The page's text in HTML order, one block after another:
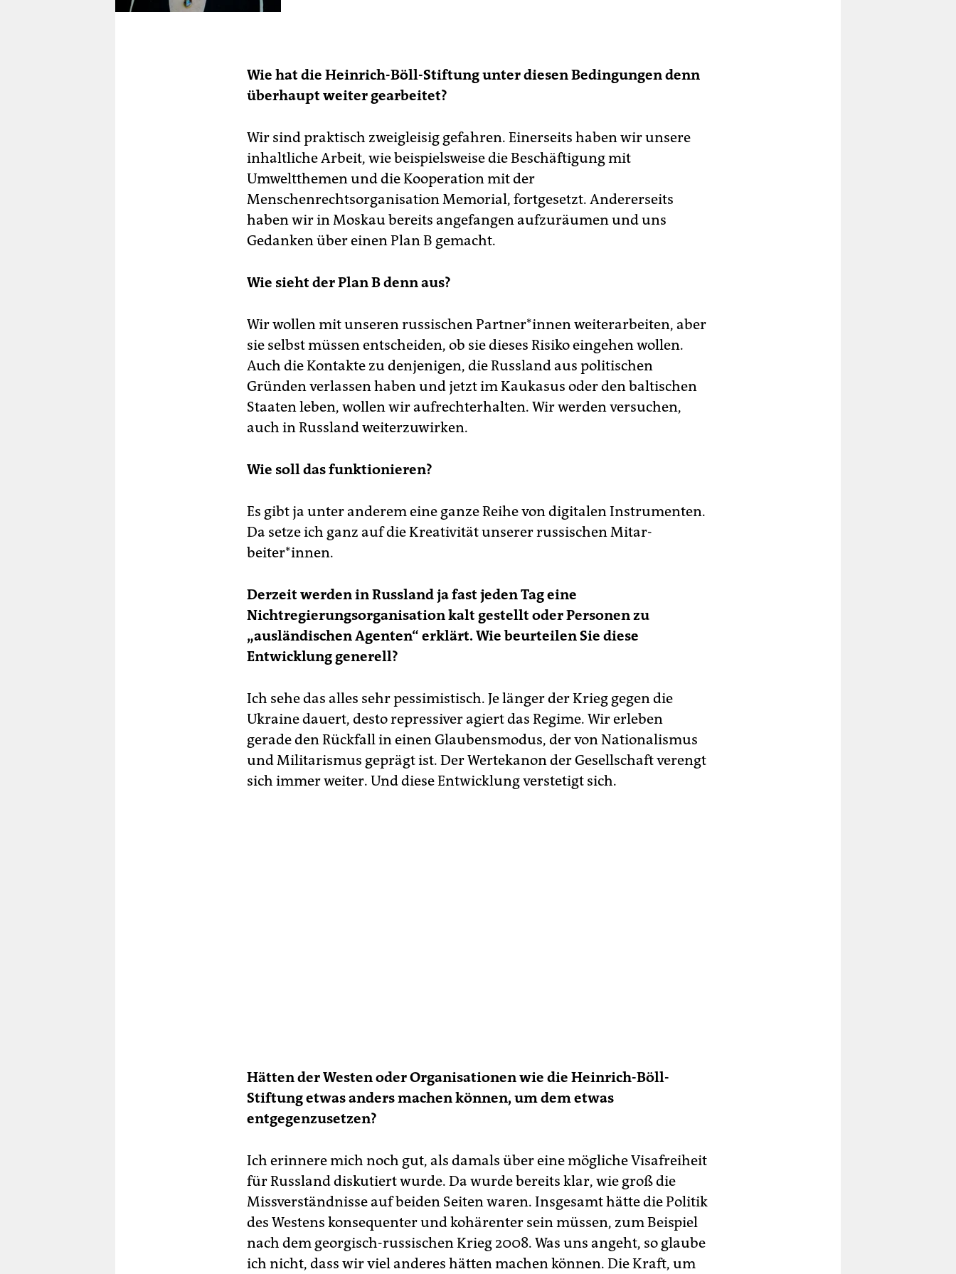
Wie hat die Heinrich-Böll-Stiftung unter diesen Bedingungen denn
überhaupt weiter gearbeitet?
Wir sind praktisch zweigleisig gefahren. Einerseits haben wir unsere
inhaltliche Arbeit, wie beispielsweise die Beschäftigung mit
Umweltthemen und die Kooperation mit der
Menschenrechtsorganisation Memorial, fortgesetzt. Andererseits
haben wir in Moskau bereits angefangen aufzuräumen und uns
Gedanken über einen Plan B gemacht.
Wie sieht der Plan B denn aus?
Wir wollen mit unseren russischen Part­ne­r*in­nen weiterarbeiten, aber
sie selbst müssen entscheiden, ob sie dieses Risiko eingehen wollen.
Auch die Kontakte zu denjenigen, die Russland aus politischen
Gründen verlassen haben und jetzt im Kaukasus oder den baltischen
Staaten leben, wollen wir aufrechterhalten. Wir werden versuchen,
auch in Russland weiterzuwirken.
Wie soll das funktionieren?
Es gibt ja unter anderem eine ganze Reihe von digitalen Instrumenten.
Da setze ich ganz auf die Kreativität unserer russischen Mit­ar­
beiter*in­nen.
Derzeit werden in Russland ja fast jeden Tag eine
Nichtregierungsorganisation kalt gestellt oder Personen zu
„ausländischen Agenten“ erklärt. Wie beurteilen Sie diese
Entwicklung generell?
Ich sehe das alles sehr pessimistisch. Je länger der Krieg gegen die
Ukraine dauert, desto repressiver agiert das Regime. Wir erleben
gerade den Rückfall in einen Glaubensmodus, der von Nationalismus
und Militarismus geprägt ist. Der Wertekanon der Gesellschaft verengt
sich immer weiter. Und diese Entwicklung verstetigt sich.
Hätten der Westen oder Orga­nisationen wie die Heinrich-Böll-
Stiftung etwas anders machen können, um dem etwas
entgegenzusetzen?
Ich erinnere mich noch gut, als damals über eine mögliche Visafreiheit
für Russland diskutiert wurde. Da wurde bereits klar, wie groß die
Missverständnisse auf beiden Seiten waren. Insgesamt hätte die Politik
des Westens konsequenter und kohärenter sein müssen, zum Beispiel
nach dem georgisch-russischen Krieg 2008. Was uns angeht, so glaube
ich nicht, dass wir viel anderes hätten machen können. Die Kraft, um